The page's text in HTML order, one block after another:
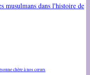
musulmans dans l'histoire de
chère à nos cœurs